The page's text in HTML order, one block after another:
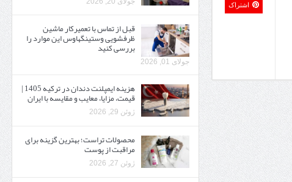
اشتراک
قبل از تماس با تعمیرکار ماشین
ظرفشویی وستینگهاوس این موارد را
بررسی کنید
جولای 01, 2026
هزینه ایمپلنت دندان در ترکیه 1405 |
قیمت، مزایا، معایب و مقایسه با ایران
ژوئن 29, 2026
محصولات تراست؛ بهترین گزینه برای
مراقبت از پوست
ژوئن 27, 2026